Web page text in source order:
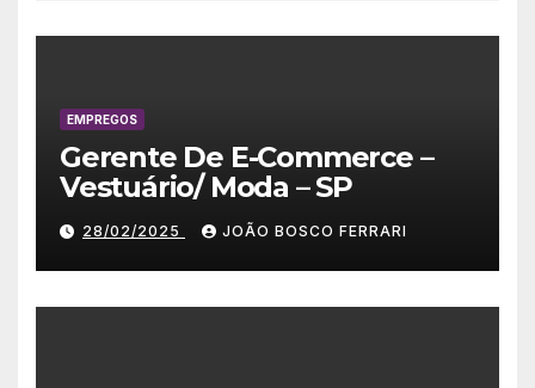
EMPREGOS
Gerente De E-Commerce –
Vestuário/ Moda – SP
28/02/2025 JOÃO BOSCO FERRARI